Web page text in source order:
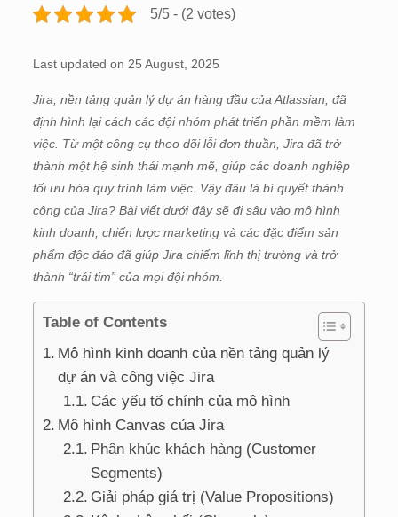
5/5 - (2 votes)
Last updated on 25 August, 2025
Jira, nền tảng quản lý dự án hàng đầu của Atlassian, đã
định hình lại cách các đội nhóm phát triển phần mềm làm
việc. Từ một công cụ theo dõi lỗi đơn thuần, Jira đã trở
thành một hệ sinh thái mạnh mẽ, giúp các doanh nghiệp
tối ưu hóa quy trình làm việc. Vậy đâu là bí quyết thành
công của Jira? Bài viết dưới đây sẽ đi sâu vào mô hình
kinh doanh, chiến lược marketing và các đặc điểm sản
phẩm độc đáo đã giúp Jira chiếm lĩnh thị trường và trở
thành “trái tim” của mọi đội nhóm.
Table of Contents
Mô hình kinh doanh của nền tảng quản lý
dự án và công việc Jira
Các yếu tố chính của mô hình
Mô hình Canvas của Jira
Phân khúc khách hàng (Customer
Segments)
Giải pháp giá trị (Value Propositions)